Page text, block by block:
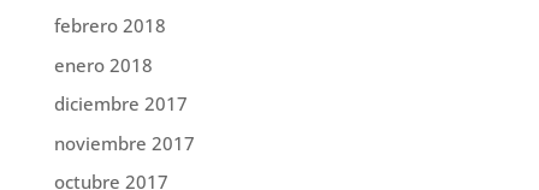
febrero 2018
enero 2018
diciembre 2017
noviembre 2017
octubre 2017